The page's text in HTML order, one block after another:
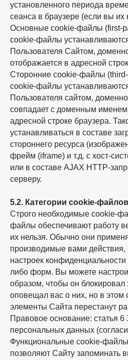
установленного периода
сеанса в браузере (если вы их
Основные cookie-файлы (first-
cookie-файлы
Пользователя Сайтом,
отображается в адресной
Сторонние cookie-файлы (third-
cookie-файлы
Пользователя сайтом,
совпадает с доменным
адресной строке браузера.
устанавливаться в составе
стороннего ресурса
фрейм (iframe) и т.д. с хост-
или в составе AJAX HTTP-
серверу.
5.2. Категории cookie-файлов
Строго необходимые cookie-
файлы обеспечивают работу
их нельзя. Обычно они
производимые вами действия,
настроек
либо форм. Вы можете
образом, чтобы он
оповещал вас о них, но в этом
элементы Сайта перестанут
Правовое основание: статья 6
персональных данных
Функциональные cookie-
позволяют Сайту запоминать